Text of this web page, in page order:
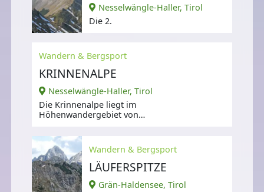
Nesselwängle-Haller, Tirol
Die 2.
Wandern & Bergsport
KRINNENALPE
Nesselwängle-Haller, Tirol
Die Krinnenalpe liegt im
Höhenwandergebiet von
Seehöhe.
Wandern & Bergsport
LÄUFERSPITZE
Grän-Haldensee, Tirol